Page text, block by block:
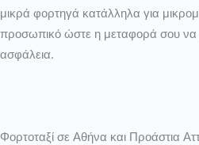
μικρά φορτηγά κατάλληλα για
προσωπικό ώστε η μεταφορά σου να
ασφάλεια.
Φορτοταξί σε Αθήνα και Προάστια